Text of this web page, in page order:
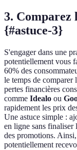
3. Comparez
{#astuce-3}
S'engager dans une
potentiellement vous
60% des
le temps de comparer
pertes financières
comme Idealo ou
rapidement les prix
Une astuce simple :
en ligne sans finaliser
des promotions.
potentiellement